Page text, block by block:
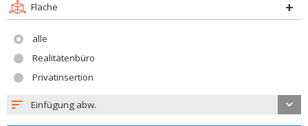
Fläche
alle
Realitätenbüro
Privatinsertion
Einfügung abw.